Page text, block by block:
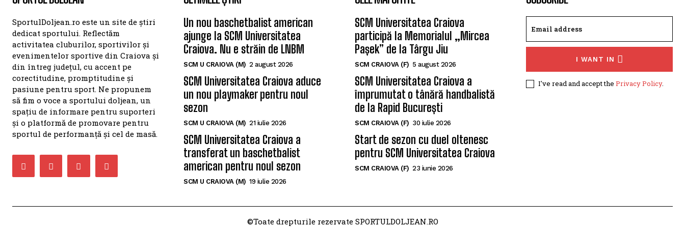
SportulDoljean.ro este un site de știri
dedicat sportului. Reflectăm
activitatea cluburilor, sportivilor și
evenimentelor sportive din Craiova și
din întreg județul, cu accent pe
corectitudine, promptitudine și
pasiune pentru sport. Ne propunem
să fim o voce a sportului doljean, un
spațiu de informare pentru suporteri
și o platformă de promovare pentru
sportul de performanță și cel de masă.
Un nou baschetbalist american
ajunge la SCM Universitatea
Craiova. Nu e străin de LNBM
SCM U CRAIOVA (M) 2 august 2026
SCM Universitatea Craiova aduce
un nou playmaker pentru noul
sezon
SCM U CRAIOVA (M) 21 iulie 2026
SCM Universitatea Craiova a
transferat un baschetbalist
american pentru noul sezon
SCM U CRAIOVA (M) 19 iulie 2026
SCM Universitatea Craiova
participă la Memorialul „Mircea
Pașek” de la Târgu Jiu
SCM CRAIOVA (F) 5 august 2026
SCM Universitatea Craiova a
împrumutat o tânără handbalistă
de la Rapid București
SCM CRAIOVA (F) 30 iulie 2026
Start de sezon cu duel oltenesc
pentru SCM Universitatea Craiova
SCM CRAIOVA (F) 23 iunie 2026
I WANT IN
I've read and accept the Privacy Policy.
©Toate drepturile rezervate SPORTULDOLJEAN.RO